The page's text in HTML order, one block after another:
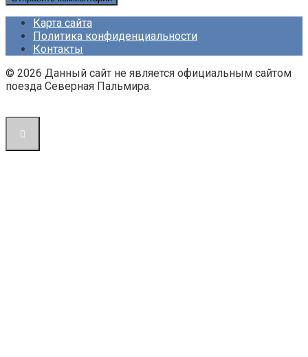
Карта сайта
Политика конфиденциальности
Контакты
© 2026 Данный сайт не является официальным сайтом
поезда Северная Пальмира.